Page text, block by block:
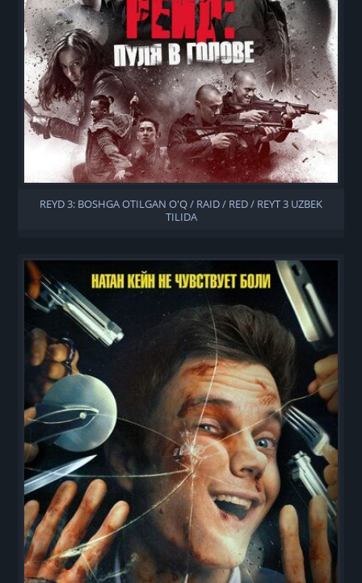
REYD 3: BOSHGA OTILGAN O'Q / RAID / RED / REYT 3 UZBEK
TILIDA